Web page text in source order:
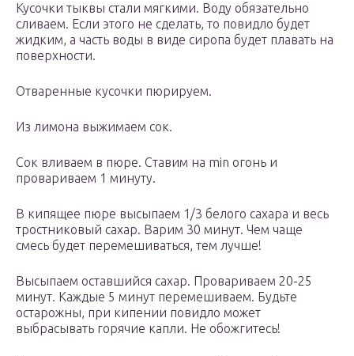
Кусочки тыквы стали мягкими. Воду обязательно
сливаем. Если этого не сделать, то повидло будет
жидким, а часть воды в виде сиропа будет плавать на
поверхности.
Отваренные кусочки пюрируем.
Из лимона выжимаем сок.
Сок вливаем в пюре. Ставим на min огонь и
провариваем 1 минуту.
В кипящее пюре высыпаем 1/3 белого сахара и весь
тростниковый сахар. Варим 30 минут. Чем чаще
смесь будет перемешиваться, тем лучше!
Высыпаем оставшийся сахар. Провариваем 20-25
минут. Каждые 5 минут перемешиваем. Будьте
остарожны, при кипении повидло может
выбрасывать горячие капли. Не обожгитесь!